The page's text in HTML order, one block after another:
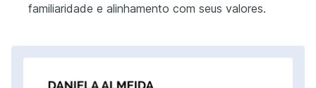
familiaridade e alinhamento com seus valores.